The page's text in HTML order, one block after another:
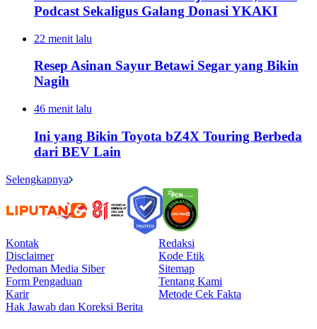
Podcast Sekaligus Galang Donasi YKAKI
22 menit lalu
Resep Asinan Sayur Betawi Segar yang Bikin
Nagih
46 menit lalu
Ini yang Bikin Toyota bZ4X Touring Berbeda
dari BEV Lain
Selengkapnya
Kontak
Redaksi
Disclaimer
Kode Etik
Pedoman Media Siber
Sitemap
Form Pengaduan
Tentang Kami
Karir
Metode Cek Fakta
Hak Jawab dan Koreksi Berita